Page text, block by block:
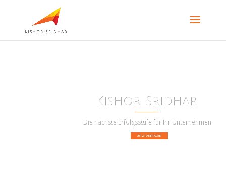
Kishor Sridhar
Die nächste Erfolgsstufe für Ihr Unternehmen
JETZT ANFRAGEN